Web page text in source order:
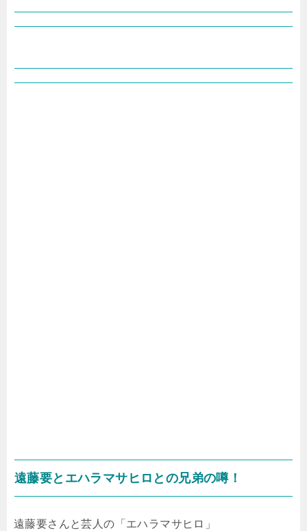
遠藤要とエハラマサヒロとの兄弟の噂！
遠藤要さんと芸人の「エハラマサヒロ」